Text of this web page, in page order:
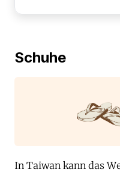
Schuhe
In Taiwan kann das